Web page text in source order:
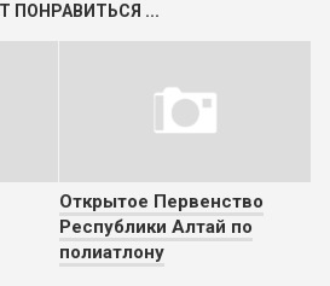
ПОНРАВИТЬСЯ ...
Открытое Первенство
Республики Алтай по
полиатлону